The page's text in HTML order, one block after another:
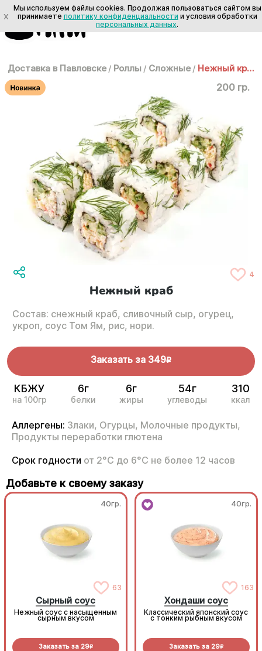
Доставка в Павловске / Роллы / Сложные / Нежный краб
200 гр.
4
Нежный краб
Состав: снежный краб, сливочный сыр, огурец,
укроп, соус Том Ям, рис, нори.
Заказать за 349R
КБЖУ
на 100гр
6г
белки
6г
жиры
54г
углеводы
310
ккал
Аллергены: Злаки, Огурцы, Молочные продукты,
Продукты переработки глютена
Срок годности от 2°С до 6°С не более 12 часов
Добавьте к своему заказу
40гр.
63
Сырный соус
Нежный соус с насыщенным
сырным вкусом
Заказать за 29R
40гр.
163
Хондаши соус
Классический японский соус
с тонким рыбным вкусом
Заказать за 29R
X
Мы используем файлы cookies. Продолжая пользоваться сайтом вы
принимаете политику конфиденциальности и условия обработки
персональных данных.